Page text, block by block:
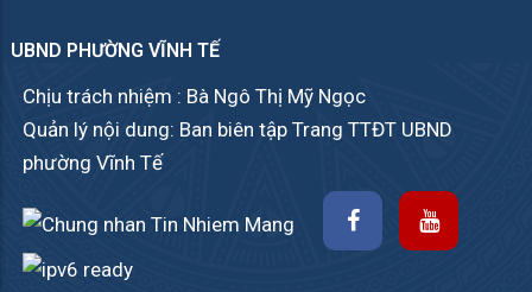
UBND PHƯỜNG VĨNH TẾ
Chịu trách nhiệm : Bà Ngô Thị Mỹ Ngọc
Quản lý nội dung: Ban biên tập Trang TTĐT UBND
phường Vĩnh Tế